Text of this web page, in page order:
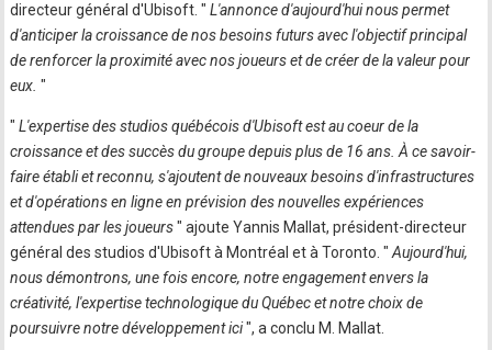
directeur général d'Ubisoft. " L'annonce d'aujourd'hui nous permet
d'anticiper la croissance de nos besoins futurs avec l'objectif principal
de renforcer la proximité avec nos joueurs et de créer de la valeur pour
eux."
" L'expertise des studios québécois d'Ubisoft est au coeur de la
croissance et des succès du groupe depuis plus de 16 ans. À ce savoir-
faire établi et reconnu, s'ajoutent de nouveaux besoins d'infrastructures
et d'opérations en ligne en prévision des nouvelles expériences
attendues par les joueurs" ajoute Yannis Mallat, président-directeur
général des studios d'Ubisoft à Montréal et à Toronto. " Aujourd'hui,
nous démontrons, une fois encore, notre engagement envers la
créativité, l'expertise technologique du Québec et notre choix de
poursuivre notre développement ici", a conclu M. Mallat.